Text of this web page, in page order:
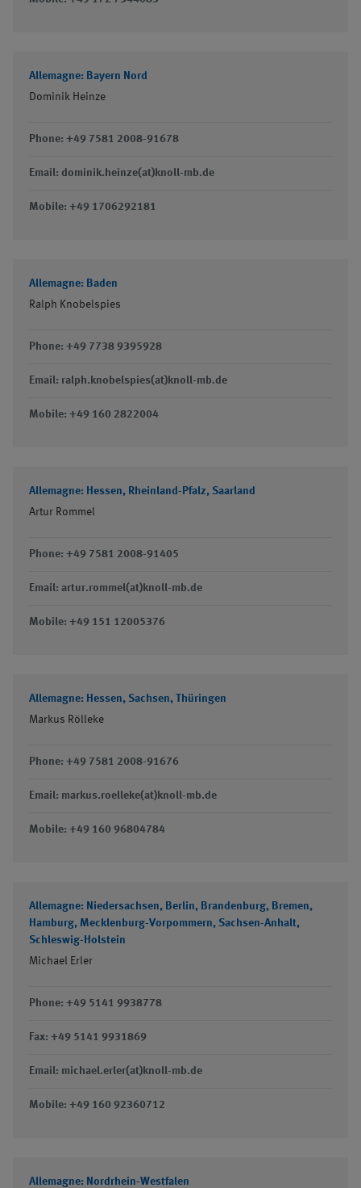
prestations de
Allemagne: Bayern Nord
Dominik Heinze
Phone: +49 7581 2008-91678
Email: dominik.heinze(at)knoll-mb.de
Mobile: +49 1706292181
Allemagne: Baden
Ralph Knobelspies
Phone: +49 7738 9395928
Email: ralph.knobelspies(at)knoll-mb.de
Mobile: +49 160 2822004
Allemagne: Hessen, Rheinland-Pfalz, Saarland
Artur Rommel
Phone: +49 7581 2008-91405
Email: artur.rommel(at)knoll-mb.de
Mobile: +49 151 12005376
Allemagne: Hessen, Sachsen, Thüringen
Markus Rölleke
Phone: +49 7581 2008-91676
Email: markus.roelleke(at)knoll-mb.de
Mobile: +49 160 96804784
Allemagne: Niedersachsen, Berlin, Brandenburg, Bremen,
Hamburg, Mecklenburg-Vorpommern, Sachsen-Anhalt,
Schleswig-Holstein
Michael Erler
Phone: +49 5141 9938778
Fax: +49 5141 9931869
Email: michael.erler(at)knoll-mb.de
Mobile: +49 160 92360712
Allemagne: Nordrhein-Westfalen